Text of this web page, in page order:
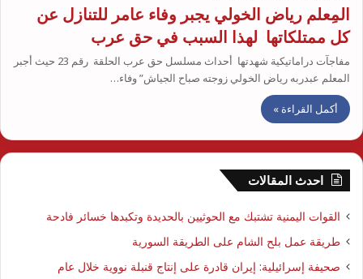
المِعلم رياض الخولي يجبر وفاء عامر للتنازل عن
كل ممتلكاتها لهذا السبب في حق عرب
مفاجآت دراماتيكية شهدتها أحداث مسلسل حق عرب الحلقة رقم 23 حيث أجبر
المعلم عبدربه رياض الخولي زوجته صباح الجياش” وفاء…
أكمل القراءة »
احدث المقالات
القوات اليمنية تشتبك مع الحوثيين بالحديدة وتكبدها خسائر فادحة
طريقة عمل بلح الشام على الطريقة السورية
صحيفة إسرائيلية: إيران قادرة على إنتاج قنبلة نووية خلال عام